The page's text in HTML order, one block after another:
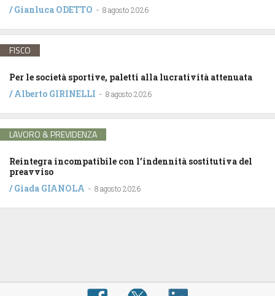
/Gianluca ODETTO - 8 agosto 2026
FISCO
Per le società sportive, paletti alla lucratività attenuata
/Alberto GIRINELLI - 8 agosto 2026
LAVORO & PREVIDENZA
Reintegra incompatibile con l’indennità sostitutiva del
preavviso
/Giada GIANOLA - 8 agosto 2026